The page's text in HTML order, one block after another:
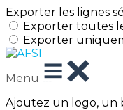
Exporter les lignes
Exporter toutes
Exporter
Menu
Ajoutez un logo, un